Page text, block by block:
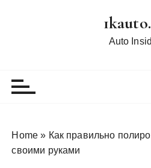
Auto
Home » Как правильно
своими руками